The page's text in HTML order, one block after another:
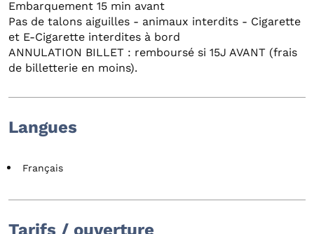
Embarquement 15 min avant
Pas de talons aiguilles - animaux interdits - Cigarette
et E-Cigarette interdites à bord
ANNULATION BILLET : remboursé si 15J AVANT (frais
de billetterie en moins).
Langues
Français